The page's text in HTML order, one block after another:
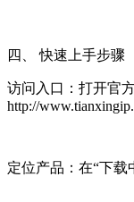
四、 快速上手步骤
访问入口：打开官
http://
定位产品：在“下载